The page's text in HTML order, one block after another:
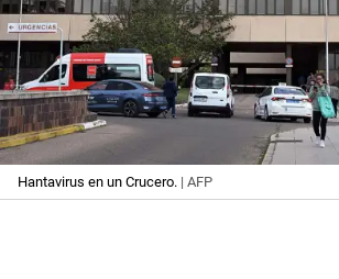
Hantavirus en un Crucero. | AFP